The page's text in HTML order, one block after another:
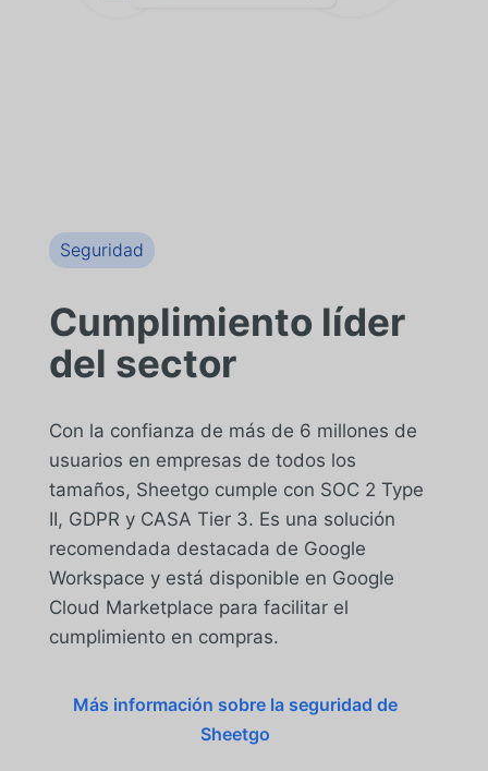
Seguridad
Cumplimiento líder
del sector
Con la confianza de más de 6 millones de
usuarios en empresas de todos los
tamaños, Sheetgo cumple con SOC 2 Type
II, GDPR y CASA Tier 3. Es una solución
recomendada destacada de Google
Workspace y está disponible en Google
Cloud Marketplace para facilitar el
cumplimiento en compras.
Más información sobre la seguridad de
Sheetgo